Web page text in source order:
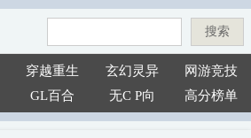
搜索
穿越重生 玄幻灵异
网游竞技
GL百合 无C P向 高分榜单